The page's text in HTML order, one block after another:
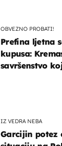
IZ VEDRA NEBA
Garcijin potez
OBVEZNO PROBATI!
Prefina ljetna
kupusa:
savršenstvo